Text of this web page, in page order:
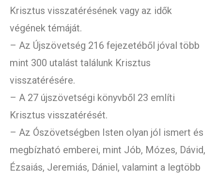
Krisztus visszatérésének vagy az idők
végének témáját.
– Az Újszövetség 216 fejezetéből jóval több
mint 300 utalást találunk Krisztus
visszatérésére.
– A 27 újszövetségi könyvből 23 említi
Krisztus visszatérését.
– Az Ószövetségben Isten olyan jól ismert és
megbízható emberei, mint Jób, Mózes, Dávid,
Ézsaiás, Jeremiás, Dániel, valamint a legtöbb